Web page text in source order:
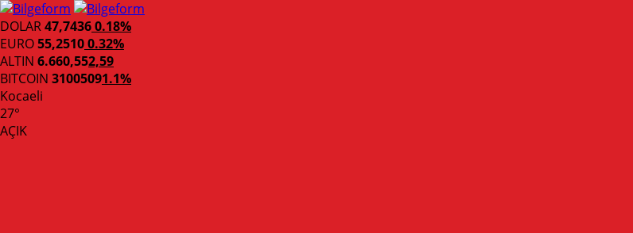
DOLAR47,74360.18%
EURO55,25100.32%
ALTIN 6.660,552,59
BITCOIN 31005091.1%
Kocaeli
27°
AÇIK